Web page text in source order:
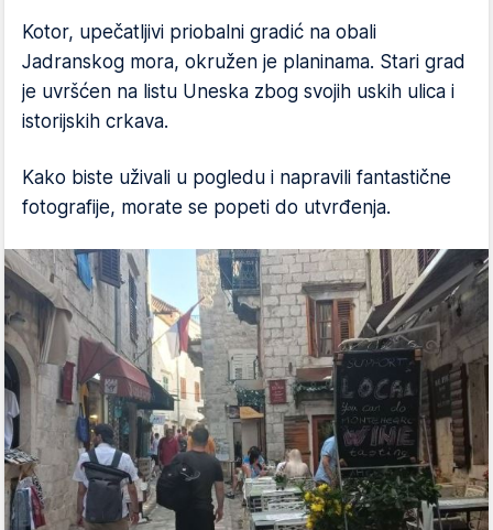
Kotor, upečatljivi priobalni gradić na obali
Jadranskog mora, okružen je planinama. Stari grad
je uvršćen na listu Uneska zbog svojih uskih ulica i
istorijskih crkava.
Kako biste uživali u pogledu i napravili fantastične
fotografije, morate se popeti do utvrđenja.